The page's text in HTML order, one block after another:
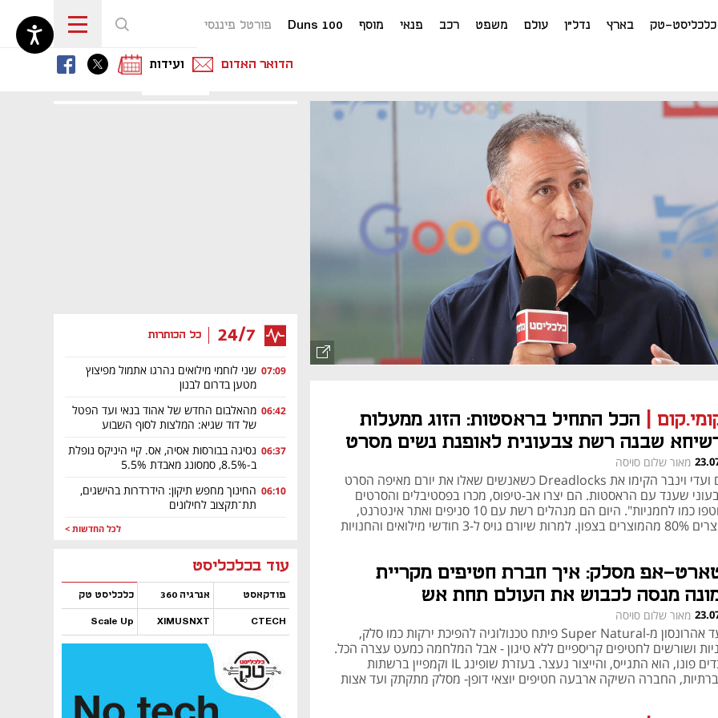
כלכליסט-טק בארץ נדל"ן עולם משפט רכב פנאי מוסף Duns 100 פורטל פיננסי
נפתח בכרטיסייה חדשה
נפתח בכרטיסייה חדשה
ועידות
נפתח בכרטיסייה חדשה
הדואר האדום
24/7 כל הכותרות
07:09 שני לוחמי מילואים נהרגו אתמול מפיצוץ
מטען בדרום לבנון
06:42 מהאלבום החדש של אהוד בנאי ועד הפטל
של דוד שגיא: המלצות לסוף השבוע
06:37 נסיגה בבורסות אסיה, אס. קיי היניקס נופלת
ב-8.5%, סמסונג מאבדת 5.5%
06:10 החינוך מחפש תיקון: הידרדרות בהישגים,
תת־תקצוב לחילונים
לכל החדשות >
עוד בכלכליסט
פודקאסט אנרגיה 360 כלכליסט טק
CTECH
XIMUSNXT
Scale Up
נפתח בכרטיסייה חדשה
נפתח בכרטיסייה חדשה נפתח בכרטיסייה חדשה
נפתח בכרטיסייה חדשה
הכל התחיל בראסטות: הזוג ממעלות
שבנה רשת צבעונית לאופנת נשים מסרט
מאור שלום סויסה
יורם ועדי וינבר הקימו את Dreadlocks כשאנשים שאלו את יורם מאיפה הסרט
שענד עם הראסטות. הם יצרו אב-טיפוס, מכרו בפסטיבלים והסרטים
"נחטפו כמו לחמניות". היום הם מנהלים רשת עם 10 סניפים ואתר אינטרנט,
ומייצרים 80% מהמוצרים בצפון. למרות שיורם גויס ל-3 חודשי מילואים והחנויות
אפ מסלק: איך חברת חטיפים מקריית
מנסה לכבוש את העולם תחת אש
מאור שלום סויסה
גלעד אהרונסון מ-Super Natural פיתח טכנולוגיה להפיכת ירקות כמו סלק,
ושורשים לחטיפים קריספיים ללא טיגון - אבל המלחמה כמעט עצרה הכל.
עובדים פונו, הוא התגייס, והייצור נעצר. בעזרת שופינג IL וקמפיין ברשתות
החברה השיקה ארבעה חטיפים יוצאי דופן- מסלק מתקתק ועד אצות